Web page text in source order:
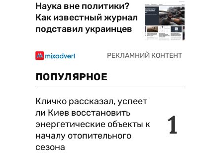
Наука вне политики?
Как известный журнал
подставил украинцев
ПОПУЛЯРНОЕ
1
Кличко рассказал, успеет
ли Киев восстановить
энергетические объекты к
началу отопительного
сезона